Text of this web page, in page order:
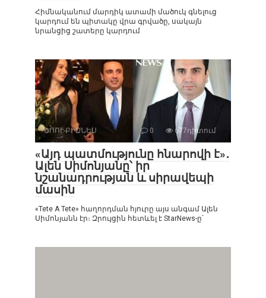
Հիմնականում մարդիկ ատամի մածուկ գնելուց
կարդում են պիտակը վրա գրվածը, սակայն
նրանցից շատերը կարդում
ՇՈՈՒ-ԲԻԶՆԵՍ 0 677դիտում
«Այդ պատմությունը հնարովի է»․
Ալեն Սիմոնյանը՝ իր
նշանադրության և սիրավեպի
մասին
«Tete A Tete» հաղորդման հյուրը այս անգամ Ալեն
Սիմոնյանն էր։ Զրույցին հետևել է StarNews-ը՝